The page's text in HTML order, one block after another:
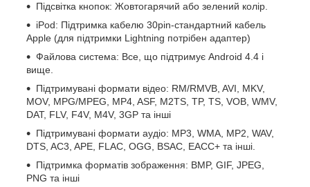
Підсвітка кнопок: Жовтогарячий або зелений колір.
iPod: Підтримка кабелю 30pin-стандартний кабель
Apple (для підтримки Lightning потрібен адаптер)
Файлова система: Все, що підтримує Android 4.4 і
вище.
Підтримувані формати відео: RM/RMVB, AVI, MKV,
MOV, MPG/MPEG, MP4, ASF, M2TS, TP, TS, VOB, WMV,
DAT, FLV, F4V, M4V, 3GP та інші
Підтримувані формати аудіо: MP3, WMA, MP2, WAV,
DTS, AC3, APE, FLAC, OGG, BSAC, EACC+ та інші.
Підтримка форматів зображення: BMP, GIF, JPEG,
PNG та інші